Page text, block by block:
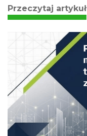
Przeczytaj artykuł